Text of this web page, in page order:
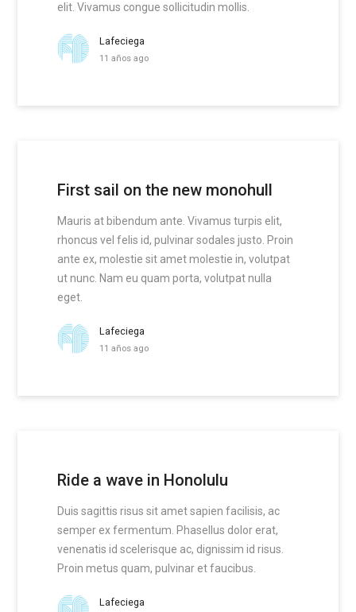
elit. Vivamus congue sollicitudin mollis.
Lafeciega
11 años ago
First sail on the new monohull
Mauris at bibendum ante. Vivamus turpis elit,
rhoncus vel felis id, pulvinar sodales justo. Proin
ante ex, molestie sit amet molestie in, volutpat
ut nunc. Nam eu quam porta, volutpat nulla
eget.
Lafeciega
11 años ago
Ride a wave in Honolulu
Duis sagittis risus sit amet sapien facilisis, ac
semper ex fermentum. Phasellus dolor erat,
venenatis id scelerisque ac, dignissim id risus.
Proin metus quam, pulvinar et faucibus.
Lafeciega